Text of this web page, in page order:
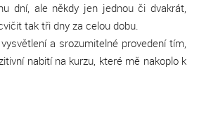
dní, ale někdy jen jednou či dvakrát,
tak tři dny za celou dobu.
a srozumitelné provedení tím,
nabití na kurzu, které mě nakoplo k